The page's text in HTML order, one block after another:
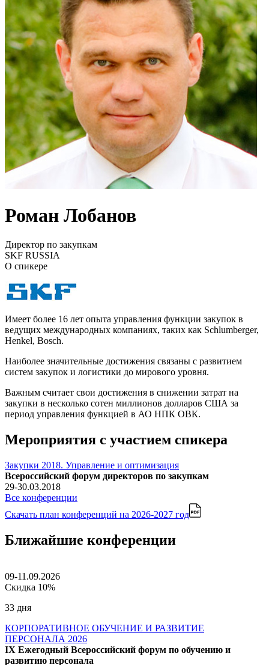
Роман Лобанов
Директор по закупкам
SKF RUSSIA
О спикере
Имеет более 16 лет опыта управления функции закупок в
ведущих международных компаниях, таких как Schlumberger,
Henkel, Bosch.
Наиболее значительные достижения связаны с развитием
систем закупок и логистики до мирового уровня.
Важным считает свои достижения в снижении затрат на
закупки в несколько сотен миллионов долларов США за
период управления функцией в АО НПК ОВК.
Мероприятия с участием спикера
Закупки 2018. Управление и оптимизация
Всероссийский форум директоров по закупкам
29-30.03.2018
Все конференции
Скачать план конференций на 2026-2027 год
Ближайшие конференции
09-11.09.2026
Скидка 10%
33 дня
КОРПОРАТИВНОЕ ОБУЧЕНИЕ И РАЗВИТИЕ
ПЕРСОНАЛА 2026
IX Ежегодный Всероссийский форум по обучению и
развитию персонала